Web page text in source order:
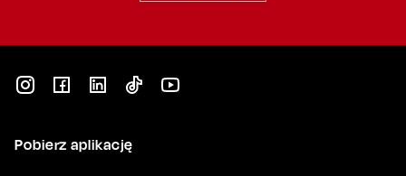
Pobierz aplikację